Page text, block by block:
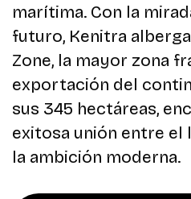
marítima. Con la
futuro, Kenitra
Zone, la mayor zona
exportación del
sus 345 hectáreas,
exitosa unión entre
la ambición moderna.